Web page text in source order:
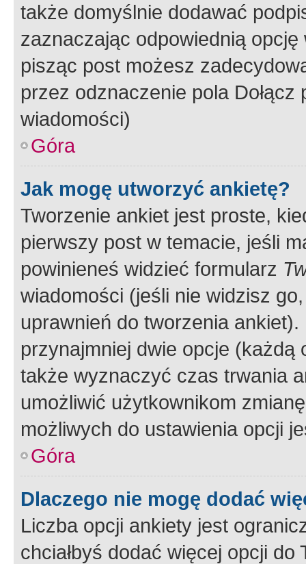
także domyślnie dodawać
zaznaczając odpowiednią
pisząc post możesz
przez odznaczenie pola
wiadomości)
Góra
Jak mogę utworzyć ankietę?
Tworzenie ankiet jest proste,
pierwszy post w temacie, jeśli
powinieneś widzieć formularz
wiadomości (jeśli nie widzisz
uprawnień do tworzenia
przynajmniej dwie opcje
także wyznaczyć czas trwania
umożliwić użytkownikom
możliwych do ustawienia opcji
Góra
Dlaczego nie mogę dodać
Liczba opcji ankiety jest
chciałbyś dodać więcej opcji